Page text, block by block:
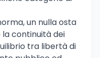
un nulla osta
continuità dei
tra libertà di